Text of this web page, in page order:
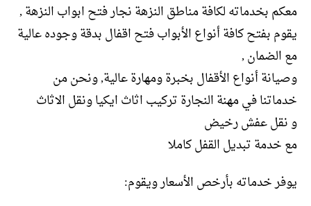
معكم بخدماته لكافة مناطق النزهة نجار فتح ابواب النزهة ,
يقوم بفتح كافة أنواع الأبواب فتح اقفال بدقة وجوده عالية
مع الضمان ,
وصيانة أنواع الأقفال بخبرة ومهارة عالية, ونحن من
خدماتنا في مهنة النجارة تركيب اثاث ايكيا ونقل الاثاث
و نقل عفش رخيض
مع خدمة تبديل القفل كاملا
يوفر خدماته بأرخص الأسعار ويقوم: